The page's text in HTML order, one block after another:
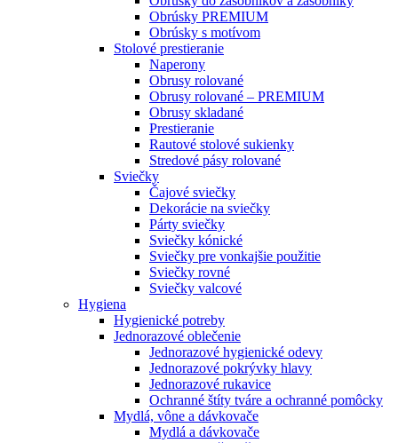
Obrúsky PREMIUM
Obrúsky s motívom
Stolové prestieranie
Naperony
Obrusy rolované
Obrusy rolované – PREMIUM
Obrusy skladané
Prestieranie
Rautové stolové sukienky
Stredové pásy rolované
Sviečky
Čajové sviečky
Dekorácie na sviečky
Párty sviečky
Sviečky kónické
Sviečky pre vonkajšie použitie
Sviečky rovné
Sviečky valcové
Hygiena
Hygienické potreby
Jednorazové oblečenie
Jednorazové hygienické odevy
Jednorazové pokrývky hlavy
Jednorazové rukavice
Ochranné štíty tváre a ochranné pomôcky
Mydlá, vône a dávkovače
Mydlá a dávkovače